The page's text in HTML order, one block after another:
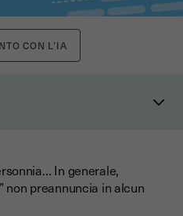
CON L’IA
le imprese
In generale,
non preannuncia in alcun